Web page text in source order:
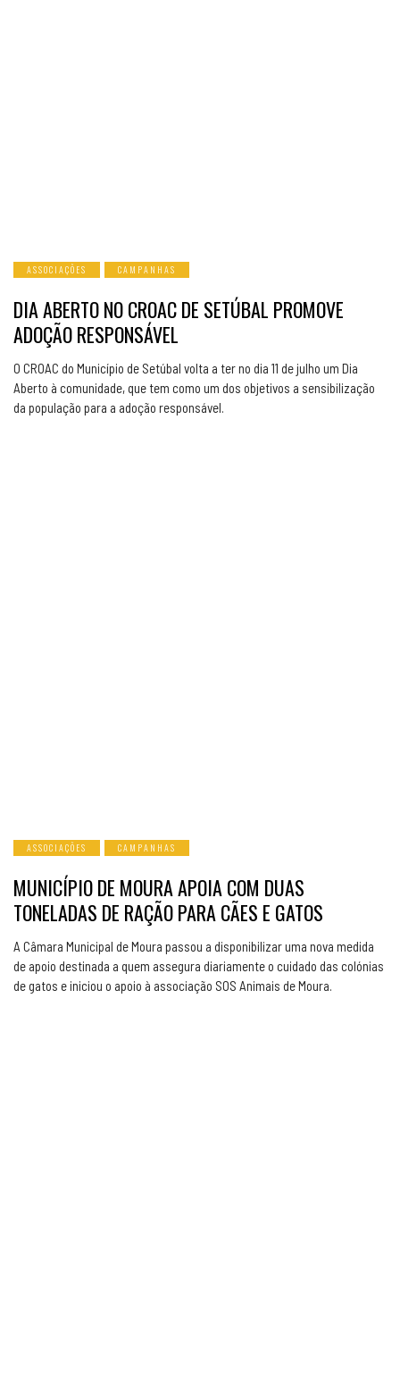
ASSOCIAÇÕES CAMPANHAS
DIA ABERTO NO CROAC DE SETÚBAL PROMOVE
ADOÇÃO RESPONSÁVEL
O CROAC do Município de Setúbal volta a ter no dia 11 de julho um Dia
Aberto à comunidade, que tem como um dos objetivos a sensibilização
da população para a adoção responsável.
ASSOCIAÇÕES CAMPANHAS
MUNICÍPIO DE MOURA APOIA COM DUAS
TONELADAS DE RAÇÃO PARA CÃES E GATOS
A Câmara Municipal de Moura passou a disponibilizar uma nova medida
de apoio destinada a quem assegura diariamente o cuidado das colónias
de gatos e iniciou o apoio à associação SOS Animais de Moura.